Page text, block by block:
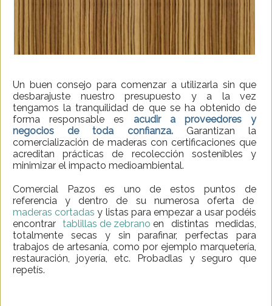
Un buen consejo para comenzar a utilizarla sin que
desbarajuste nuestro presupuesto y a la vez
tengamos la tranquilidad de que se ha obtenido de
forma responsable es acudir a proveedores y
negocios de toda confianza.Garantizan la
comercialización de maderas con certificaciones que
acreditan prácticas de recolección sostenibles y
minimizar el impacto medioambiental.
Comercial Pazos es uno de estos puntos de
referencia y dentro de su numerosa oferta de
maderas cortadas y listas para empezar a usar podéis
encontrartablillas de zebranoen distintas medidas,
totalmente secas y sin parafinar, perfectas para
trabajos de artesanía, como por ejemplo marquetería,
restauración, joyería, etc. Probadlas y seguro que
repetís.